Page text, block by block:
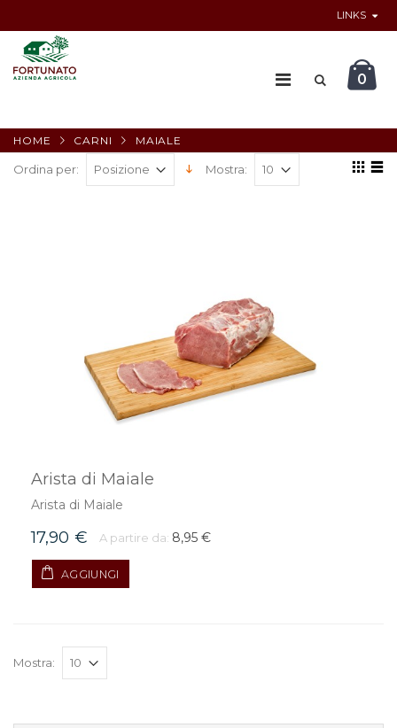
LINKS
0
HOME CARNI MAIALE
Ordina per: Mostra:
Arista di Maiale
Arista di Maiale
17,90 € A partire da: 8,95 €
AGGIUNGI
Mostra: